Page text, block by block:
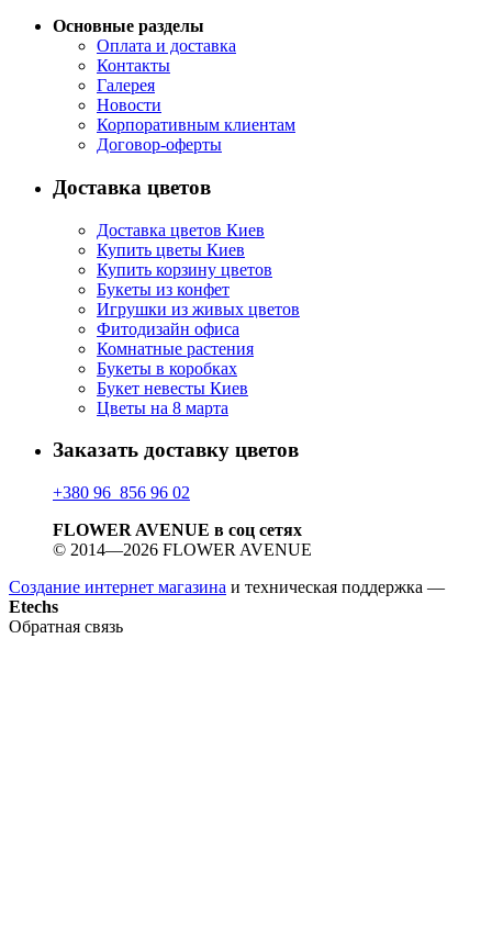
Основные разделы
Оплата и доставка
Контакты
Галерея
Новости
Корпоративным клиентам
Договор-оферты
Доставка цветов
Доставка цветов Киев
Купить цветы Киев
Купить корзину цветов
Букеты из конфет
Игрушки из живых цветов
Фитодизайн офиса
Комнатные растения
Букеты в коробках
Букет невесты Киев
Цветы на 8 марта
Заказать доставку цветов
+380 96 856 96 02
FLOWER AVENUE в соц сетях
© 2014—2026 FLOWER AVENUE
Создание интернет магазина и техническая поддержка —
Etechs
Обратная связь